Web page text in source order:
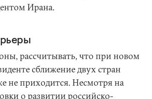
Ирана.
рассчитывать, что при новом
сближение двух стран
не приходится. Несмотря на
о развитии российско-